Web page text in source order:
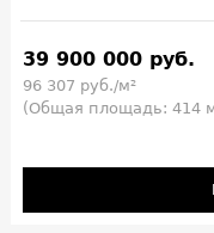
39 900 000 руб.
96 307 руб./м²
(Общая площадь: 414